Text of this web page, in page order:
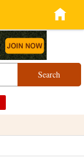
Search